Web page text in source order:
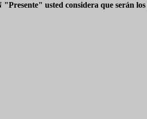
usted considera que serán los